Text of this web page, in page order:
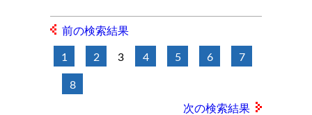
前の検索結果
1 2 3 4 5 6 7
8
次の検索結果